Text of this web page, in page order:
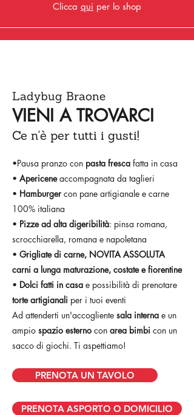
Clicca qui per lo shop
Ladybug Braone
VIENI A TROVARCI
Ce n'è per tutti i gusti!
•Pausa pranzo con pasta fresca fatta in casa
• Apericeneaccompagnata da taglieri
• Hamburger con pane artigianale e carne
100% italiana
• Pizze ad alta digeribilità: pinsa romana,
scrocchiarella, romana e napoletana
• Grigliate di carne, NOVITA ASSOLUTA
carni a lunga maturazione, costate e fiorentine
• Dolci fatti in casa e possibilità di prenotare
torte artigianali per i tuoi eventi
Ad attenderti un'accogliente sala interna e un
ampio spazio esterno con area bimbi con un
sacco di giochi. Ti aspettiamo!
PRENOTA UN TAVOLO
PRENOTA ASPORTO O DOMICILIO